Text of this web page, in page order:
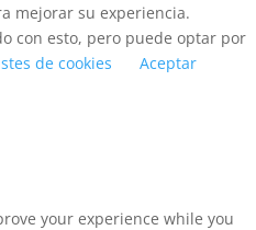
mejorar su experiencia.
con esto, pero puede optar por
de cookies
Aceptar
your experience while you